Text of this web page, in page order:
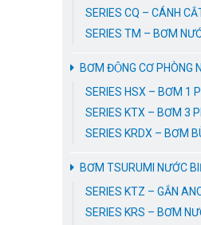
SERIES CQ – CÁNH
SERIES TM – BƠM
BƠM ĐỘNG CƠ PHÒNG
SERIES HSX – BƠM 1
SERIES KTX – BƠM 3
SERIES KRDX – BƠM
BƠM TSURUMI NƯỚC
SERIES KTZ – GẮN
SERIES KRS – BƠM